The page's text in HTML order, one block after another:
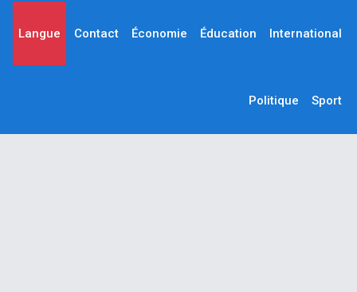
Langue Contact Économie Éducation International
Politique Sport